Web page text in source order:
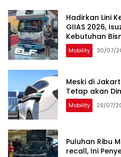
Hadirkan Lini
GIIAS 2026,
Kebutuhan
Mobility 30/07/
Meski di
Tetap akan
Mobility 29/07/
Puluhan Ribu
recall, Ini